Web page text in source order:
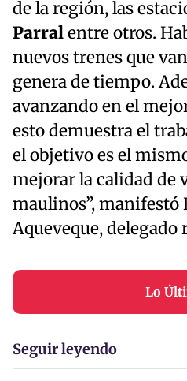
de la región, las
Parralentre otros.
nuevos trenes que
genera de tiempo.
avanzando en el
esto demuestra el
el objetivo es el
mejorar la calidad de
maulinos”, manifestó
Aqueveque, delegado
Lo
Seguir leyendo